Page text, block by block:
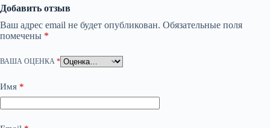
Добавить отзыв
Ваш адрес email не будет опубликован. Обязательные поля
помечены *
ВАША ОЦЕНКА *
Имя *